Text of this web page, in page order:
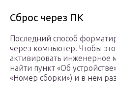
Сброс через ПК
Последний способ
через компьютер. Чтобы
активировать инженерное
найти пункт «Об
«Номер сборки») и в нем